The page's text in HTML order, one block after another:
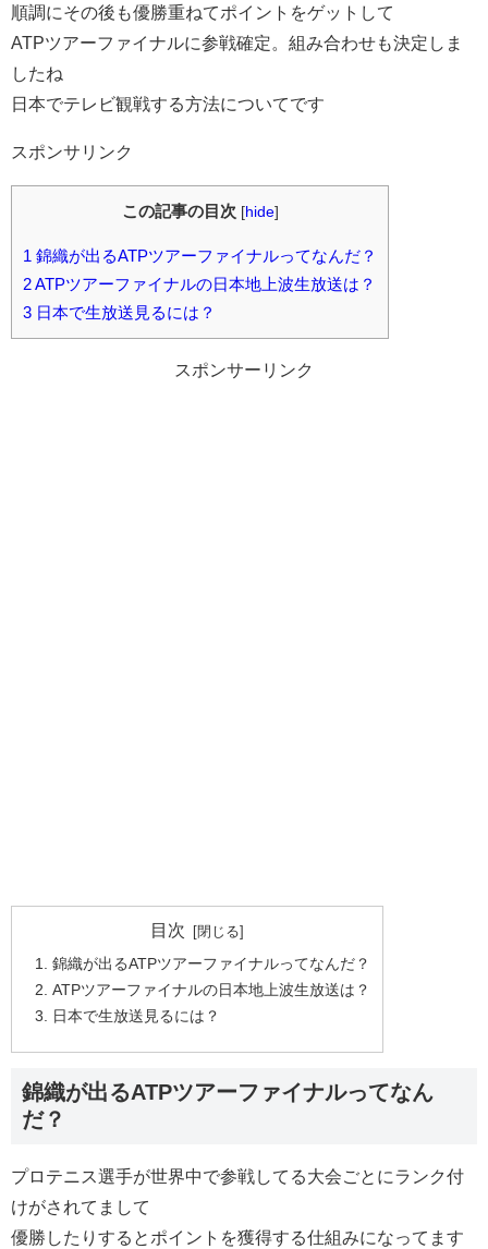
順調にその後も優勝重ねてポイントをゲットして
ATPツアーファイナルに参戦確定。組み合わせも決定しま
したね
日本でテレビ観戦する方法についてです
スポンサリンク
この記事の目次 [hide]
1 錦織が出るATPツアーファイナルってなんだ？
2ATPツアーファイナルの日本地上波生放送は？
3 日本で生放送見るには？
スポンサーリンク
目次
錦織が出るATPツアーファイナルってなんだ？
ATPツアーファイナルの日本地上波生放送は？
日本で生放送見るには？
錦織が出るATPツアーファイナルってなん
だ？
プロテニス選手が世界中で参戦してる大会ごとにランク付
けがされてまして
優勝したりするとポイントを獲得する仕組みになってます